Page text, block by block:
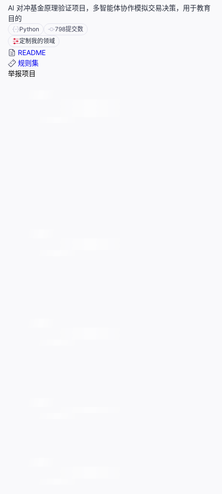
AI 对冲基金原理验证项目，多智能体协作模拟交易决策，用于教育
目的
Python 798提交数
定制我的领域
README
规则集
举报项目